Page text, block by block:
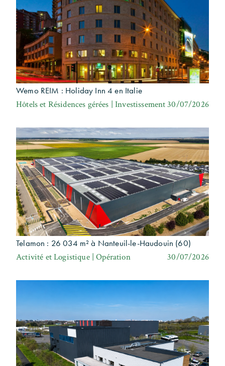
Wemo REIM : Holiday Inn 4 en Italie
Hôtels et Résidences gérées | Investissement30/07/2026
Telamon : 26 034 m² à Nanteuil-le-Haudouin (60)
Activité et Logistique | Opération 30/07/2026